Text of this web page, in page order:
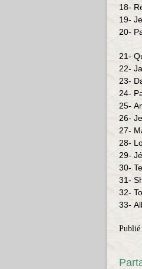
18-
19-
20-
21-
22-
23-
24-
25-
26-
27-
28-
29-
30-
31-
32-
33-
Publié